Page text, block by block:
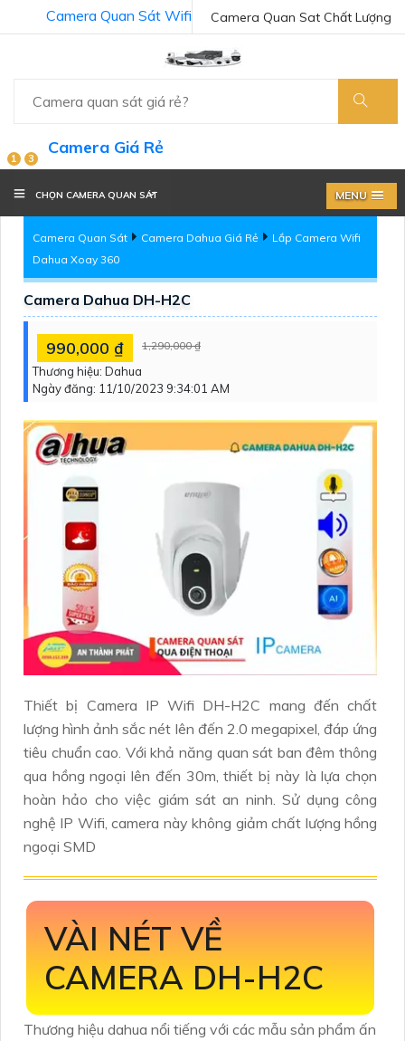
Camera Quan Sat Chất Lượng
Camera Quan Sát Wifi
1 3
Camera Giá Rẻ
CHỌN CAMERA QUAN SÁT MENU
Camera Quan Sát Camera Dahua Giá Rẻ
Lắp Camera Wifi
Dahua Xoay 360
Camera Dahua DH-H2C
990,000 ₫ 1,290,000 ₫
Thương hiệu: Dahua
Ngày đăng: 11/10/2023 9:34:01 AM
Thiết bị Camera IP Wifi DH-H2C mang đến chất
lượng hình ảnh sắc nét lên đến 2.0 megapixel, đáp ứng
tiêu chuẩn cao. Với khả năng quan sát ban đêm thông
qua hồng ngoại lên đến 30m, thiết bị này là lựa chọn
hoàn hảo cho việc giám sát an ninh. Sử dụng công
nghệ IP Wifi, camera này không giảm chất lượng hồng
ngoại SMD
VÀI NÉT VỀ
CAMERA DH-H2C
Thương hiệu dahua nổi tiếng với các mẫu sản phẩm ấn